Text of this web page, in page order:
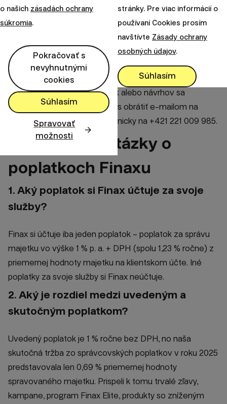
Založte si účet a začnite investovať ešte dnes
Chcem začať arrow_forward
V prípade akýchkoľvek otázok alebo návrhov sa
samozrejme neváhajte na nás obrátiť e-mailom na
client@finax.eualebo telefonicky na +421 221 009 985.
Najčastejšie otázky o
poplatkoch Finaxu
1. Aký poplatok si Finax účtuje za svoje
služby?
Finax si účtuje iba jeden poplatok – poplatok za správu
majetku vo výške 1 % p. a. + DPH (spolu 1,23 % ročne) z
priemernej hodnoty majetku na klientskom účte. Iné
poplatky za svoje služby si Finax neúčtuje.
2. Aký je rozdiel medzi uvedeným a
skutočným poplatkom?
Uvedený poplatok je 1 % ročne bez DPH, no naša
skutočná tržba zo správcovských poplatkov v roku 2025
predstavovala len 0,69 % priemernej hodnoty
spravovaného majetku. Prispeli k tomu trvalé zľavy,
kampane, program Finax Elite, produkty so zníženým
o našich zásadách ochrany
súkromia.
Pokračovať s
nevyhnutnými
cookies
Súhlasím
Spravovať
možnosti
stránky. Pre viac informácií o
používaní Cookies prosím
navštívte Zásady ochrany
osobných údajov.
Súhlasím